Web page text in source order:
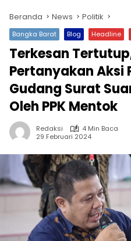
Beranda News Politik
Bangka Barat Blog Headline
Terkesan
Pertanyakan Aksi
Gudang Surat
Oleh PPK Mentok
Redaksi
4 Min Baca
29 Februari 2024